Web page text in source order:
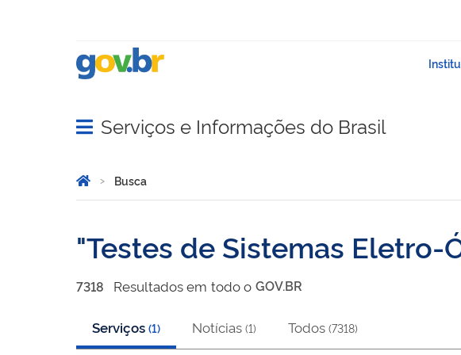
Abrir menu principal de navegação
Serviços e Informações do Brasil
Você está aqui:
Página Inicial
Busca
Testes de Sistemas Eletro-
7318 Resultadosem todo o GOV.BR
Serviços (1) Notícias (1) Todos (7318)